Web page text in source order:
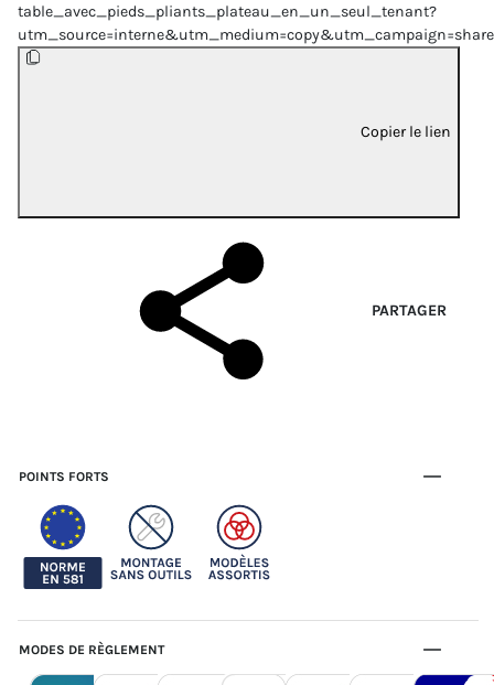
table_avec_pieds_pliants_plateau_en_un_seul_tenant?
Copier le lien
PARTAGER
POINTS FORTS
MODES DE RÈGLEMENT